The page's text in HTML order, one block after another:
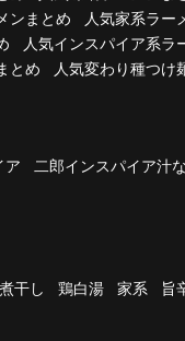
ンまとめ
人気家系ラー
人気インスパイア系ラ
とめ 人気変わり種つけ
ア 二郎インスパイア汁
煮干し 鶏白湯 家系 旨